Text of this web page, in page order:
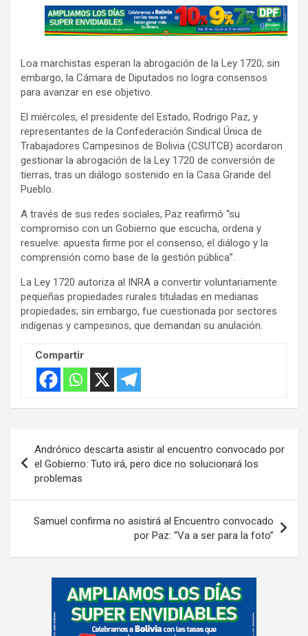
A
d
e
r
i
s
e
m
n
t
:
Loa marchistas esperan la abrogación de la Ley 1720; sin
embargo, la Cámara de Diputados no logra consensos
para avanzar en ese objetivo.
El miércoles, el presidente del Estado, Rodrigo Paz, y
representantes de la Confederación Sindical Única de
Trabajadores Campesinos de Bolivia (CSUTCB) acordaron
gestionar la abrogación de la Ley 1720 de conversión de
tierras, tras un diálogo sostenido en la Casa Grande del
Pueblo.
A través de sus redes sociales, Paz reafirmó “su
compromiso con un Gobierno que escucha, ordena y
resuelve: apuesta firme por el consenso, el diálogo y la
comprensión como base de la gestión pública”.
La Ley 1720 autoriza al INRA a convertir voluntariamente
pequeñas propiedades rurales tituladas en medianas
propiedades; sin embargo, fue cuestionada por sectores
indígenas y campesinos, que demandan su anulación.
Compartir
de
entradas
Andrónico descarta asistir al encuentro convocado por
el Gobierno: Tuto irá, pero dice no solucionará los
problemas
Samuel confirma no asistirá al Encuentro convocado
por Paz: “Va a ser para la foto”